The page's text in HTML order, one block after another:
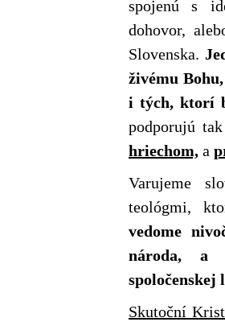
spojenú s
dohovor,
Slovenska.
živému
i tých, ktorí
podporujú
hriechom, a
Varujeme
teológmi,
vedome
národa, a
spoločenskej
Skutoční